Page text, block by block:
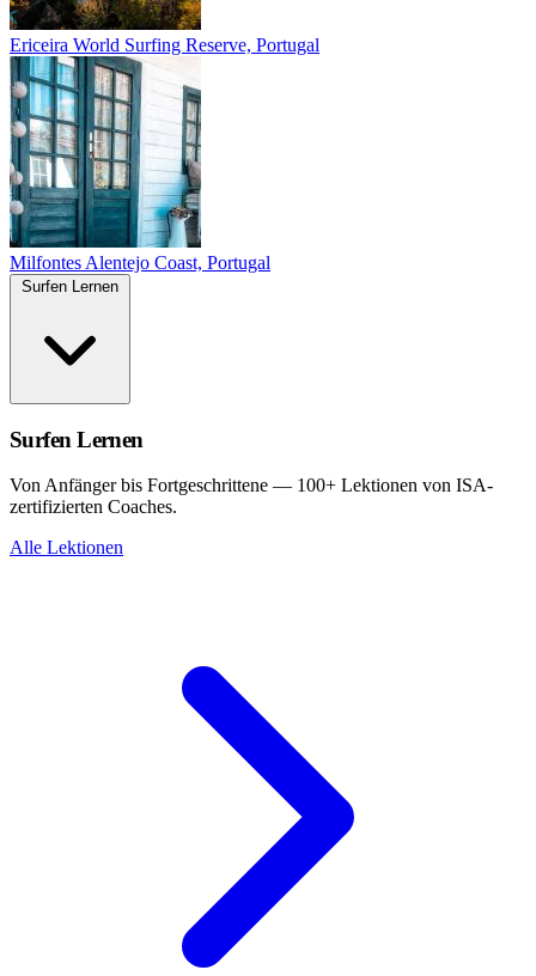
Ericeira World Surfing Reserve, Portugal
Milfontes Alentejo Coast, Portugal
Surfen Lernen
Von Anfänger bis Fortgeschrittene — 100+ Lektionen von ISA-
zertifizierten Coaches.
Alle Lektionen